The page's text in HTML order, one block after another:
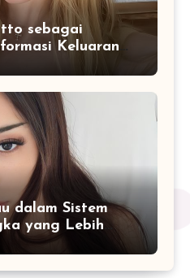
sebagai
Keluaran
dalam Sistem
yang Lebih